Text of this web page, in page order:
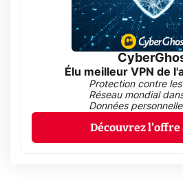
Élu meilleur VPN de
Protection contre
Réseau mondial
Données
Découvrez l'offre